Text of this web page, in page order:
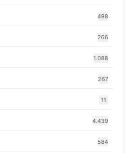
498
266
1.088
267
11
4.439
584